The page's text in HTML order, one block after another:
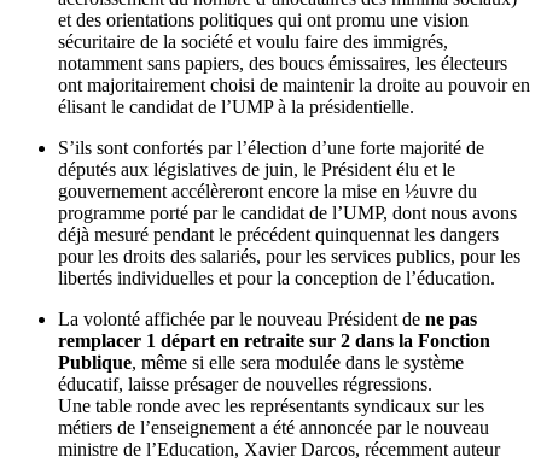
et des orientations politiques qui ont promu une vision
sécuritaire de la société et voulu faire des immigrés,
notamment sans papiers, des boucs émissaires, les électeurs
ont majoritairement choisi de maintenir la droite au pouvoir en
élisant le candidat de l’UMP à la présidentielle.
S’ils sont confortés par l’élection d’une forte majorité de
députés aux législatives de juin, le Président élu et le
gouvernement accélèreront encore la mise en ½uvre du
programme porté par le candidat de l’UMP, dont nous avons
déjà mesuré pendant le précédent quinquennat les dangers
pour les droits des salariés, pour les services publics, pour les
libertés individuelles et pour la conception de l’éducation.
La volonté affichée par le nouveau Président de ne pas
remplacer 1 départ en retraite sur 2 dans la Fonction
Publique, même si elle sera modulée dans le système
éducatif, laisse présager de nouvelles régressions.
Une table ronde avec les représentants syndicaux sur les
métiers de l’enseignement a été annoncée par le nouveau
ministre de l’Education, Xavier Darcos, récemment auteur